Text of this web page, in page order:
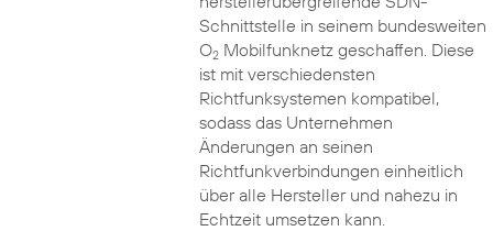
Schnittstelle in seinem bundesweiten
O2Mobilfunknetz geschaffen. Diese
ist mit verschiedensten
Richtfunksystemen kompatibel,
sodass das Unternehmen
Änderungen an seinen
Richtfunkverbindungen einheitlich
über alle Hersteller und nahezu in
Echtzeit umsetzen kann.